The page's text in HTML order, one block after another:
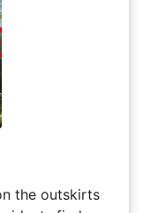
the outskirts